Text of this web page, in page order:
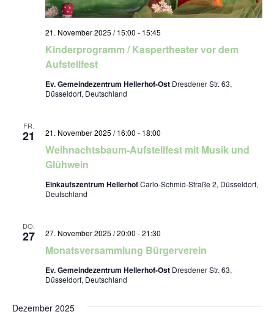
Kinderprogramm / Kaspertheater vor dem
Aufstellfest
21. November 2025 / 15:00 - 15:45
Ev. Gemeindezentrum Hellerhof-Ost Dresdener Str. 63,
Düsseldorf, Deutschland
FR.
21
Weihnachtsbaum-Aufstellfest mit Musik und
Glühwein
21. November 2025 / 16:00 - 18:00
Einkaufszentrum HellerhofCarlo-Schmid-Straße 2, Düsseldorf,
Deutschland
DO.
27
Monatsversammlung Bürgerverein
27. November 2025 / 20:00 -21:30
Ev. Gemeindezentrum Hellerhof-Ost Dresdener Str. 63,
Düsseldorf, Deutschland
Dezember 2025